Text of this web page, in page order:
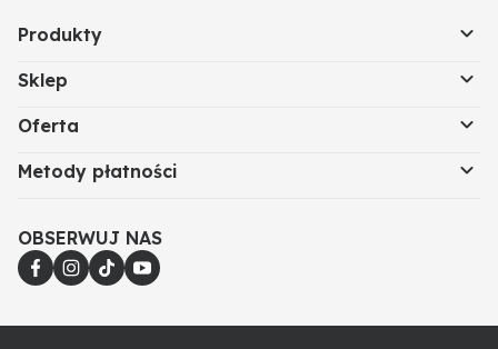
Produkty
Sklep
Oferta
Metody płatności
OBSERWUJ NAS